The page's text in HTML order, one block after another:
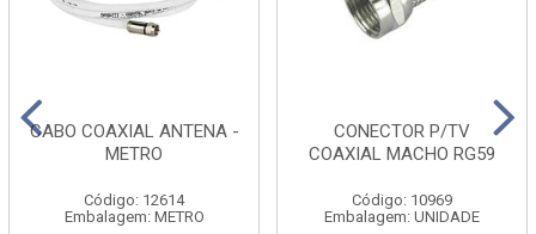
CABO COAXIAL ANTENA -
METRO
Código: 12614
Embalagem: METRO
CONECTOR P/TV
COAXIAL MACHO RG59
Código: 10969
Embalagem: UNIDADE